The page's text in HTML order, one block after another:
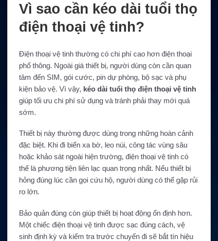
Vì sao cần kéo dài tuổi thọ
điện thoại vệ tinh?
Điện thoại vệ tinh thường có chi phí cao hơn điện thoại
phổ thông. Ngoài giá thiết bị, người dùng còn cần quan
tâm đến SIM, gói cước, pin dự phòng, bộ sạc và phụ
kiện bảo vệ. Vì vậy, kéo dài tuổi thọ điện thoại vệ tinh
giúp tối ưu chi phí sử dụng và tránh phải thay mới quá
sớm.
Thiết bị này thường được dùng trong những hoàn cảnh
đặc biệt. Khi đi biển xa bờ, leo núi, công tác vùng sâu
hoặc khảo sát ngoài hiện trường, điện thoại vệ tinh có
thể là phương tiện liên lạc quan trọng nhất. Nếu thiết bị
hỏng đúng lúc cần gọi cứu hộ, người dùng có thể gặp rủi
ro lớn.
Bảo quản đúng còn giúp thiết bị hoạt động ổn định hơn.
Một chiếc điện thoại vệ tinh được sạc đúng cách, vệ
sinh định kỳ và kiểm tra trước chuyến đi sẽ bắt tín hiệu